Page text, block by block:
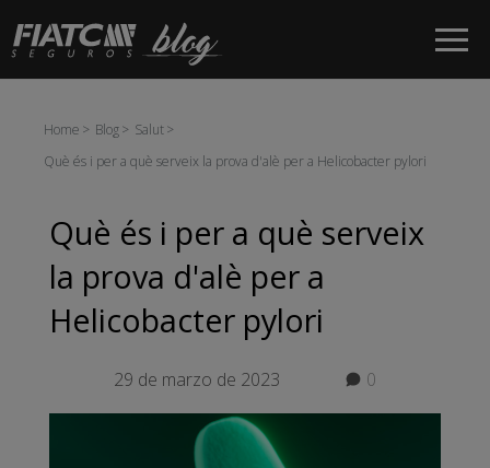
Salta al contingut principal
Home Blog
Salut
Què és i per a què serveix la prova d'alè per a Helicobacter pylori
Què és i per a què serveix
la prova d'alè per a
Helicobacter pylori
29 de marzo de 2023 0